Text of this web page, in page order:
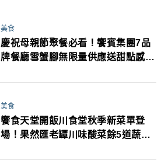
美食
慶祝母親節聚餐必看！饗賓集團7品
牌餐廳雪蟹腳無限量供應送甜點感恩
美食
饗食天堂開飯川食堂秋季新菜單登
場！果然匯老罈川味酸菜餘5道蔬食